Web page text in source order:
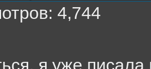
4,744
я уже писала